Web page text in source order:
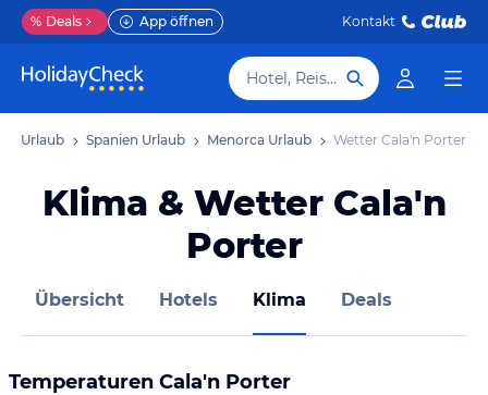
% Deals App öffnen Kontakt
Hotel, Reiseziel
Urlaub Spanien Urlaub Menorca Urlaub Wetter Cala'n Porter
Klima & Wetter Cala'n
Porter
Übersicht Hotels Klima Deals
Temperaturen Cala'n Porter